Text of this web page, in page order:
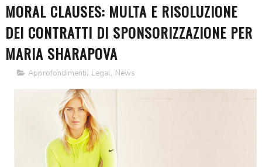
MORAL CLAUSES: MULTA E RISOLUZIONE
DEI CONTRATTI DI SPONSORIZZAZIONE PER
MARIA SHARAPOVA
Approfondimenti, Legal, News